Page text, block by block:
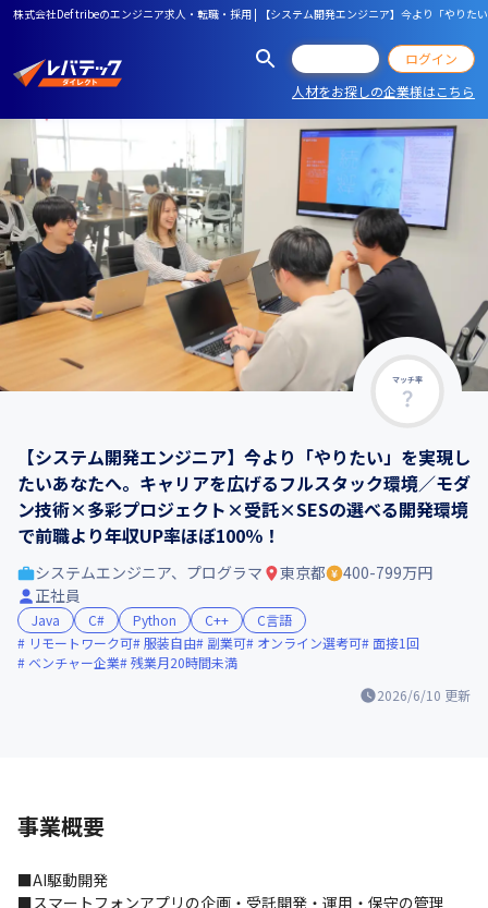
株式会社Def tribeのエンジニア求人・転職・採用 | 【システム開発エンジニア】今より「やり
ログイン
人材をお探しの企業様はこちら
マッチ率
【システム開発エンジニア】今より「やりたい」を実現し
たいあなたへ。キャリアを広げるフルスタック環境／モダ
ン技術×多彩プロジェクト×受託×SESの選べる開発環境
で前職より年収UP率ほぼ100％！
2026/6/10 更新
システムエンジニア、プログラマ 東京都
400-799万円
正社員
Java C# Python C++
C言語
リモートワーク可 服装自由 副業可 オンライン選考可
面接1回
ベンチャー企業 残業月20時間未満
事業概要
■AI駆動開発
■スマートフォンアプリの企画・受託開発・運用・保守の管理